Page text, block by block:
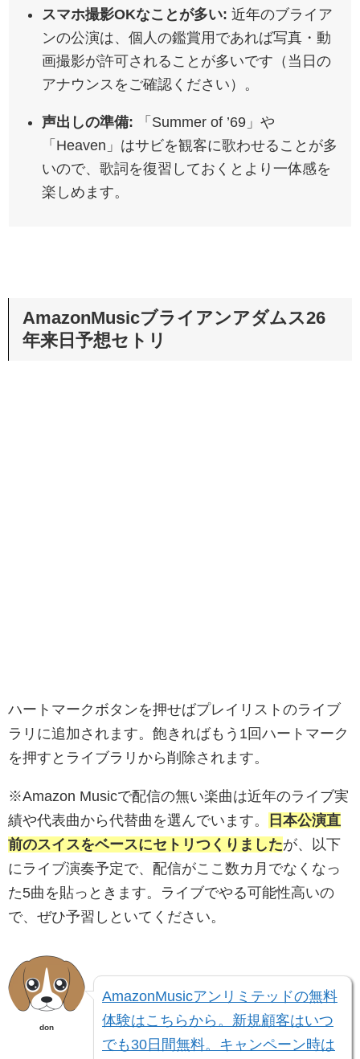
スマホ撮影OKなことが多い: 近年のブライア
ンの公演は、個人の鑑賞用であれば写真・動
画撮影が許可されることが多いです（当日の
アナウンスをご確認ください）。
声出しの準備: 「Summer of ’69」や
「Heaven」はサビを観客に歌わせることが多
いので、歌詞を復習しておくとより一体感を
楽しめます。
AmazonMusicブライアンアダムス26
年来日予想セトリ
ハートマークボタンを押せばプレイリストのライブ
ラリに追加されます。飽きればもう1回ハートマーク
を押すとライブラリから削除されます。
※Amazon Musicで配信の無い楽曲は近年のライブ実
績や代表曲から代替曲を選んでいます。
日本公演直
前のスイスをベースにセトリつくりましたが、以下
にライブ演奏予定で、配信がここ数カ月でなくなっ
た5曲を貼っときます。ライブでやる可能性高いの
で、ぜひ予習しといてください。
don
AmazonMusicアンリミテッドの無料
体験はこちらから。新規顧客はいつ
でも30日間無料。キャンペーン時は